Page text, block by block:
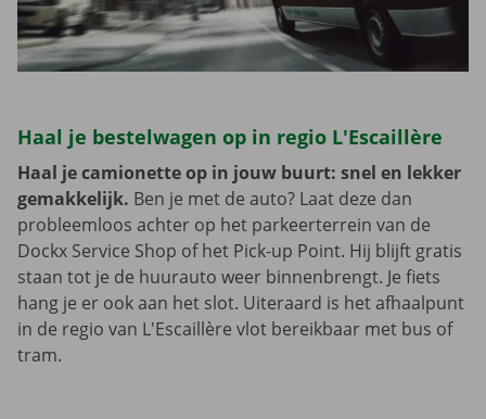
Haal je bestelwagen op in regio L'Escaillère
Haal je camionette op in jouw buurt: snel en lekker
gemakkelijk. Ben je met de auto? Laat deze dan
probleemloos achter op het parkeerterrein van de
Dockx Service Shop of het Pick-up Point. Hij blijft gratis
staan tot je de huurauto weer binnenbrengt. Je fiets
hang je er ook aan het slot. Uiteraard is het afhaalpunt
in de regio van L'Escaillère vlot bereikbaar met bus of
tram.